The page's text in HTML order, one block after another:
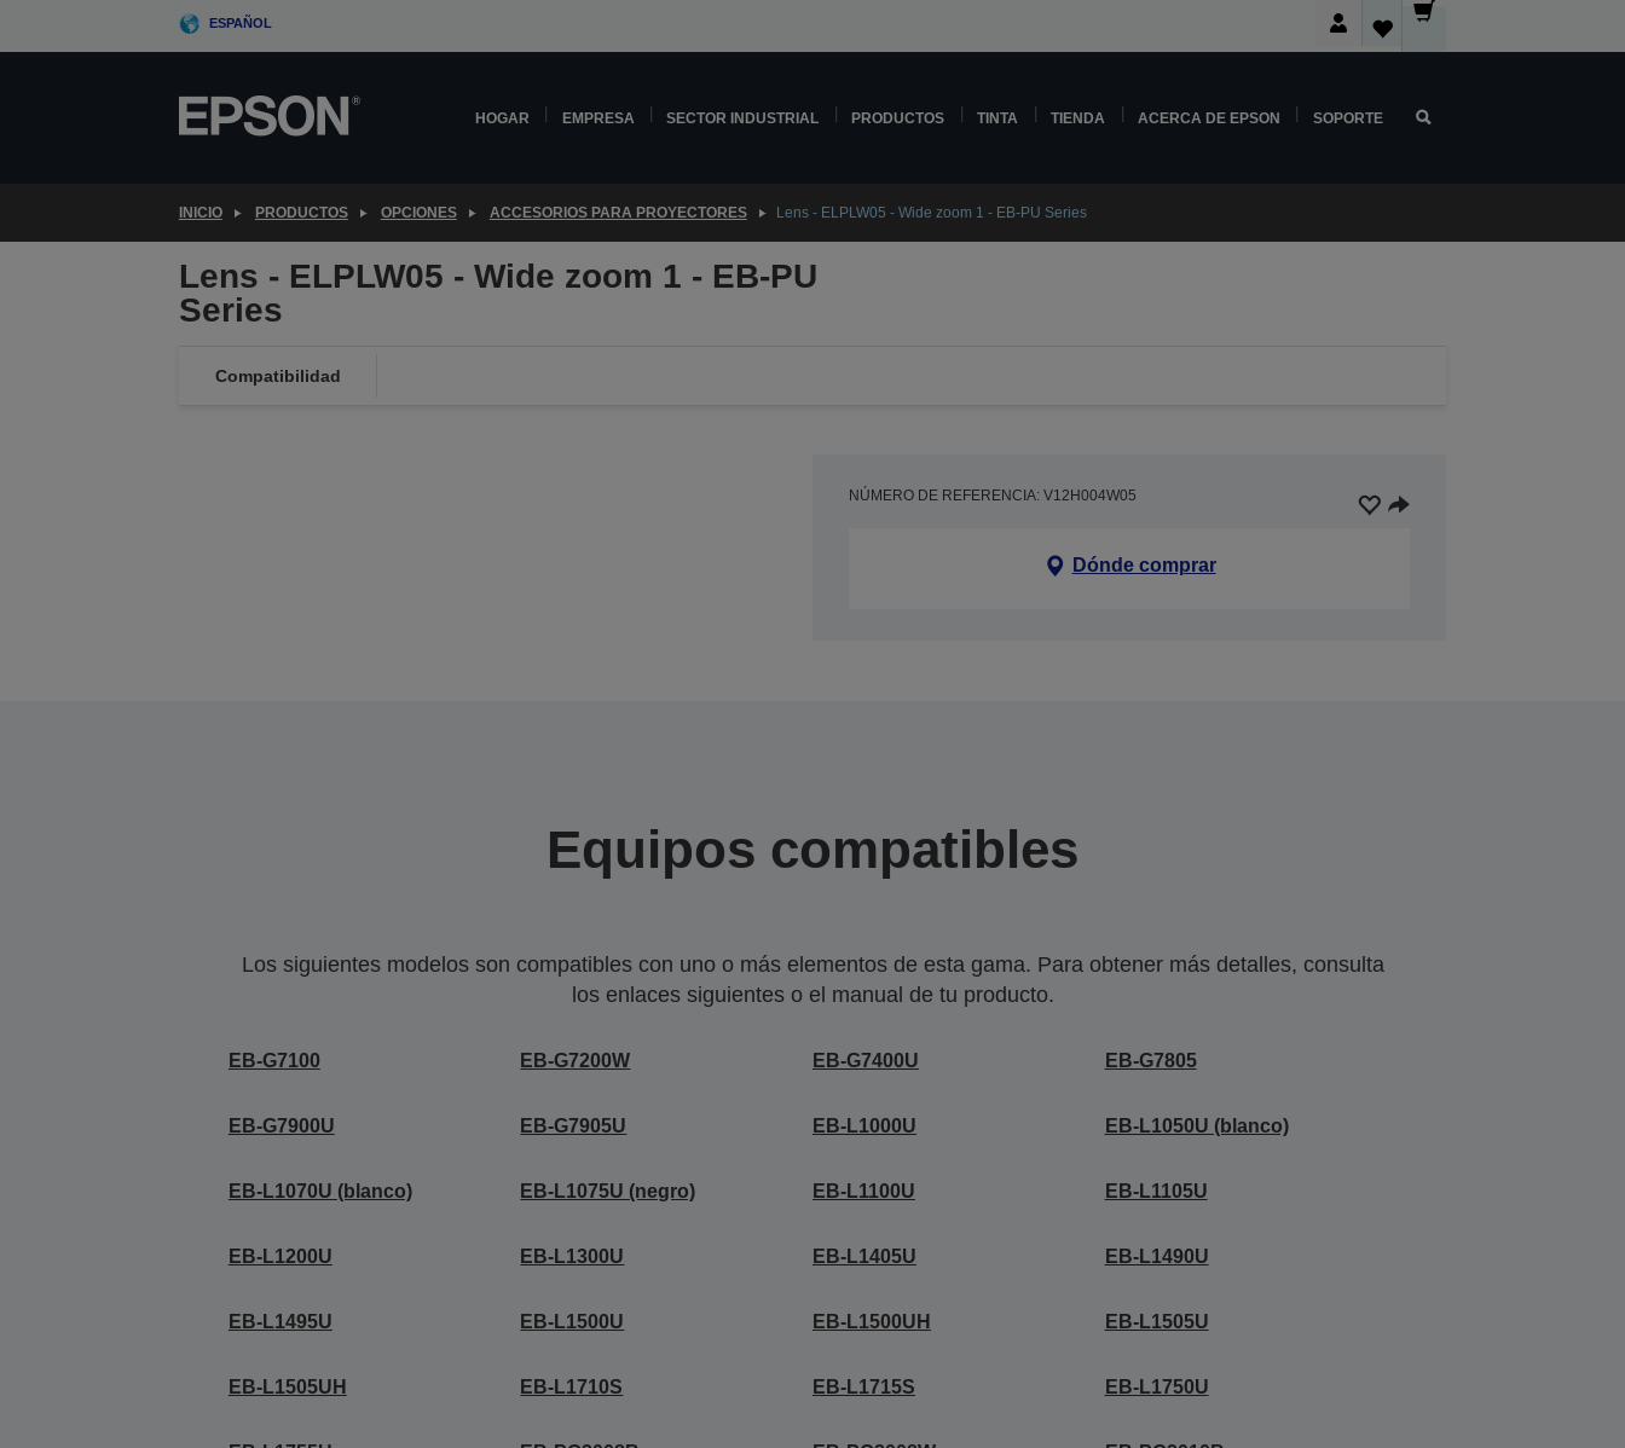
ESPAÑOL
HOGAR EMPRESA SECTOR INDUSTRIAL PRODUCTOS TINTA TIENDA ACERCA DE EPSON SOPORTE
INICIO PRODUCTOS OPCIONES ACCESORIOS PARA PROYECTORES Lens - ELPLW05 - Wide zoom 1 - EB-PU Series
Lens - ELPLW05 - Wide zoom 1 - EB-PU
Series
Compatibilidad
NÚMERO DE REFERENCIA: V12H004W05
Dónde comprar
Equipos compatibles
Los siguientes modelos son compatibles con uno o más elementos de esta gama. Para obtener más detalles, consulta
los enlaces siguientes o el manual de tu producto.
EB-G7100 EB-G7200W EB-G7400U EB-G7805
EB-G7900U EB-G7905U EB-L1000U EB-L1050U (blanco)
EB-L1070U (blanco) EB-L1075U (negro) EB-L1100U EB-L1105U
EB-L1200U EB-L1300U EB-L1405U EB-L1490U
EB-L1495U EB-L1500U EB-L1500UH EB-L1505U
EB-L1505UH EB-L1710S EB-L1715S EB-L1750U